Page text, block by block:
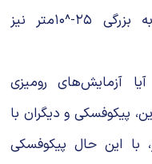
می‌توانند در مقیاس‌های طولی به بزرگی ۲۵-^۱۰متر نیز
آزمایش‌های رومیزی
پیکوفسکی و دیگران با
با این حال پیکوفسکی